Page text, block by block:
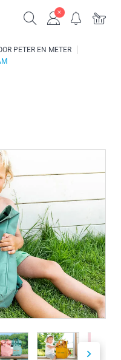
PETER EN METER